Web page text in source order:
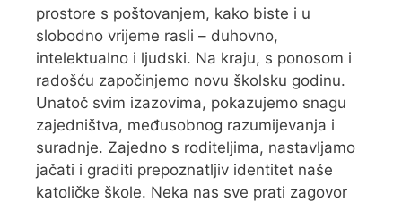
prostore s poštovanjem, kako biste i u
slobodno vrijeme rasli – duhovno,
intelektualno i ljudski. Na kraju, s ponosom i
radošću započinjemo novu školsku godinu.
Unatoč svim izazovima, pokazujemo snagu
zajedništva, međusobnog razumijevanja i
suradnje. Zajedno s roditeljima, nastavljamo
jačati i graditi prepoznatljiv identitet naše
katoličke škole. Neka nas sve prati zagovor